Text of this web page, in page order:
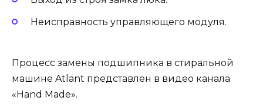
Неисправность управляющего модуля.
Процесс замены подшипника в стиральной
машине Atlant представлен в видео канала
«Hand Made».